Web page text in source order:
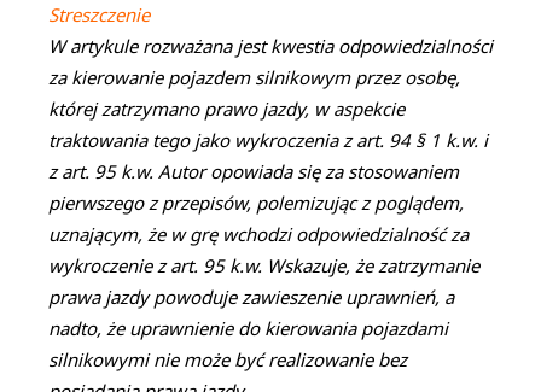
Streszczenie
W artykule rozważana jest kwestia odpowiedzialności
za kierowanie pojazdem silnikowym przez osobę,
której zatrzymano prawo jazdy, w aspekcie
traktowania tego jako wykroczenia z art. 94 § 1 k.w. i
z art. 95 k.w. Autor opowiada się za stosowaniem
pierwszego z przepisów, polemizując z poglądem,
uznającym, że w grę wchodzi odpowiedzialność za
wykroczenie z art. 95 k.w. Wskazuje, że zatrzymanie
prawa jazdy powoduje zawieszenie uprawnień, a
nadto, że uprawnienie do kierowania pojazdami
silnikowymi nie może być realizowanie bez